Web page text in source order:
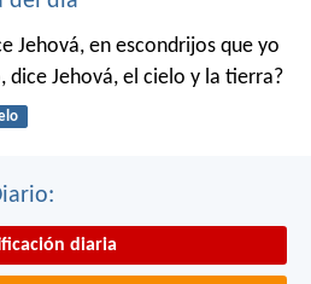
Jehová, en escondrijos que yo
dice Jehová, el cielo y la tierra?
diaria